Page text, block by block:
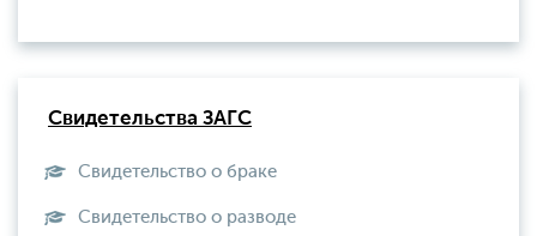
Свидетельства ЗАГС
Свидетельство о браке
Свидетельство о разводе